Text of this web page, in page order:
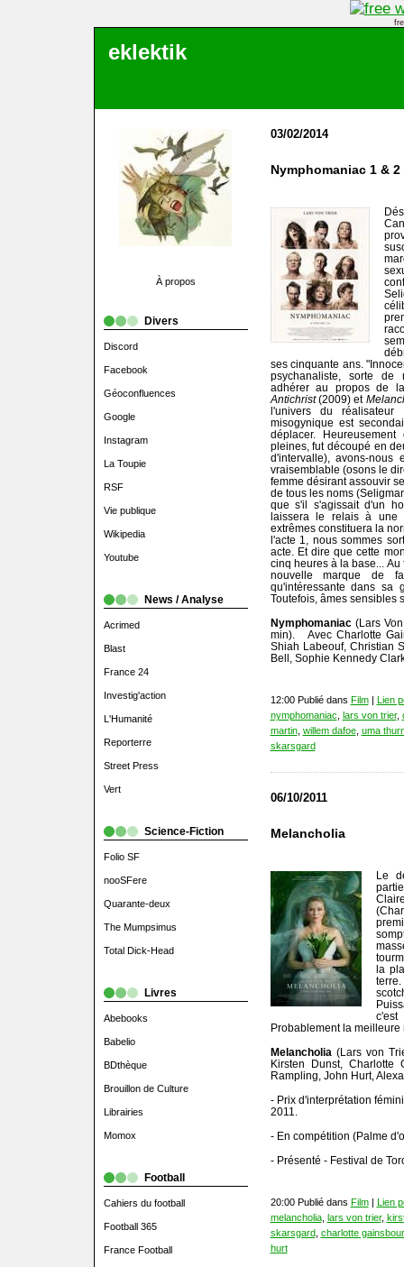
eklektik
À propos
Divers
Discord
Facebook
Géoconfluences
Google
Instagram
La Toupie
RSF
Vie publique
Wikipedia
Youtube
News / Analyse
Acrimed
Blast
France 24
Investig'action
L'Humanité
Reporterre
Street Press
Vert
Science-Fiction
Folio SF
nooSFere
Quarante-deux
The Mumpsimus
Total Dick-Head
Livres
Abebooks
Babelio
BDthèque
Brouillon de Culture
Librairies
Momox
Football
Cahiers du football
Football 365
France Football
03/02/2014
Nymphomaniac 1 & 2
ses cinquante ans.
psychanaliste, sorte de
adhérer au propos de
Antichrist(2009) et
l'univers du
misogynique est
déplacer.
pleines, fut découpé en
d'intervalle), avons-
vraisemblable (osons le
femme désirant assouvir
de tous les noms
que s'il s'agissait d'un
laissera le relais à une
extrêmes constituera la
l'acte 1, nous sommes
acte. Et dire que cette
cinq heures à la base...
nouvelle marque de
qu'intéressante dans sa
Toutefois, âmes sensibles
Nymphomaniac(Lars Von
min). Avec Charlotte
Shiah Labeouf, Christian
Bell, Sophie Kennedy
12:00 Publié dans Film| Lien
nymphomaniac lars von trier,
martin, willem dafoe, uma
skarsgard
06/10/2011
Melancholia
Le
la
Probablement la
Melancholia (Lars von
Kirsten Dunst, Charlotte
Rampling, John Hurt,
- Prix d'interprétation
2011.
- En compétition (Palme
- Présenté - Festival de
20:00 Publié dans Film| Lien
melancholia, lars von trier,
skarsgard, charlotte
hurt